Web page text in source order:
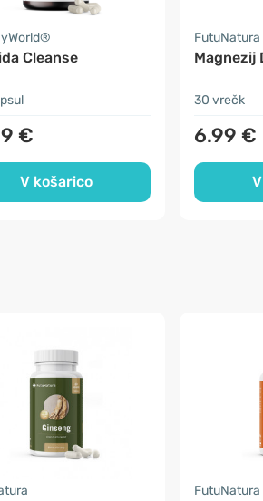
Cleanse
€
V košarico
FutuNatura
Magnezij
30 vrečk
6.99 €
FutuNatura